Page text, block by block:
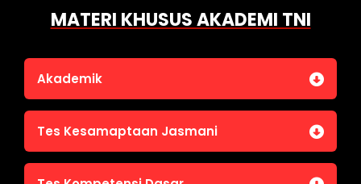
MATERI KHUSUS AKADEMI TNI
Akademik
Bahasa Indonesia
IPA
Tes Kesamaptaan Jasmani
Jasmani A (Lari 12 menit)